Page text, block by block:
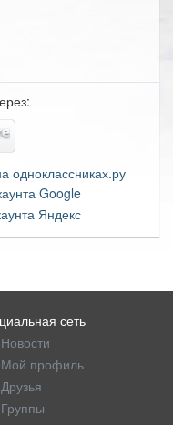
сеть
Новости
Мой профиль
Друзья
Группы